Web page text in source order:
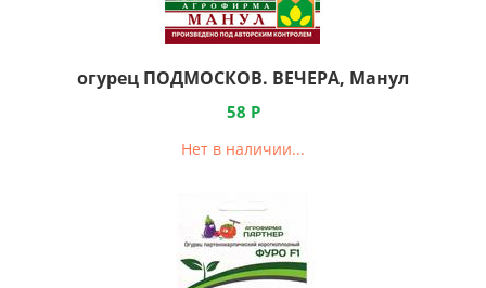
огурец ПОДМОСКОВ. ВЕЧЕРА, Манул
58 Р
Нет в наличии...